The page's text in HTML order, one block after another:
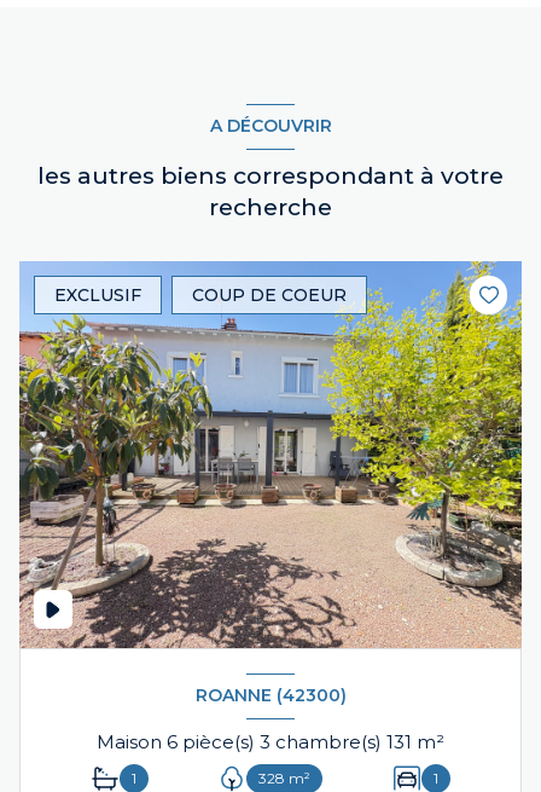
A DÉCOUVRIR
les autres biens correspondant à votre
recherche
EXCLUSIF COUP DE COEUR
ROANNE (42300)
Maison 6 pièce(s) 3 chambre(s) 131 m²
1 328 m² 1